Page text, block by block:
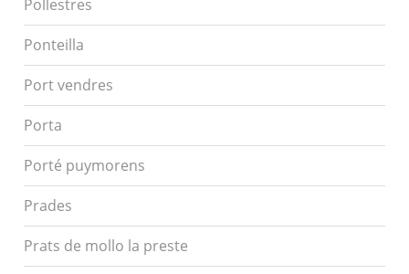
Pollestres
Ponteilla
Port vendres
Porta
Porté puymorens
Prades
Prats de mollo la preste